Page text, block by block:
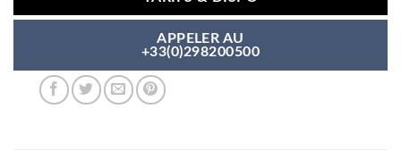
APPELER AU
+33(0)298200500